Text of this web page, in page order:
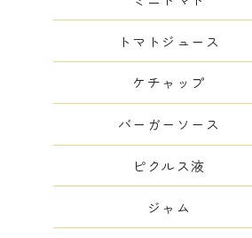
トマトジュース
ケチャップ
バーガーソース
ピクルス液
ジャム